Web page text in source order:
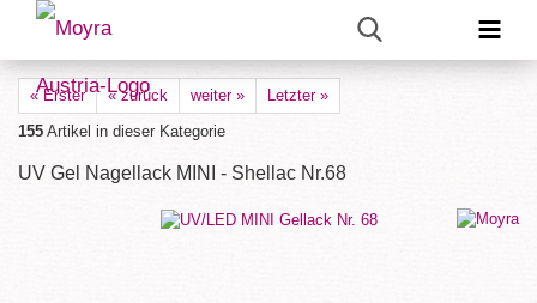
« Erster « zurück weiter »
Letzter »
155 Artikel in dieser Kategorie
UV Gel Nagellack MINI - Shellac Nr.68